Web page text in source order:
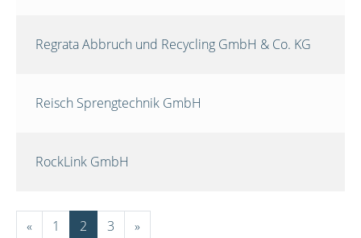
Regrata Abbruch und Recycling GmbH & Co. KG
Reisch Sprengtechnik GmbH
RockLink GmbH
« 1 2 3 »